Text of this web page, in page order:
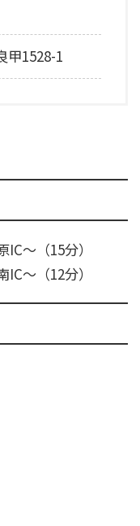
甲1528-1
～（15分）
～（12分）